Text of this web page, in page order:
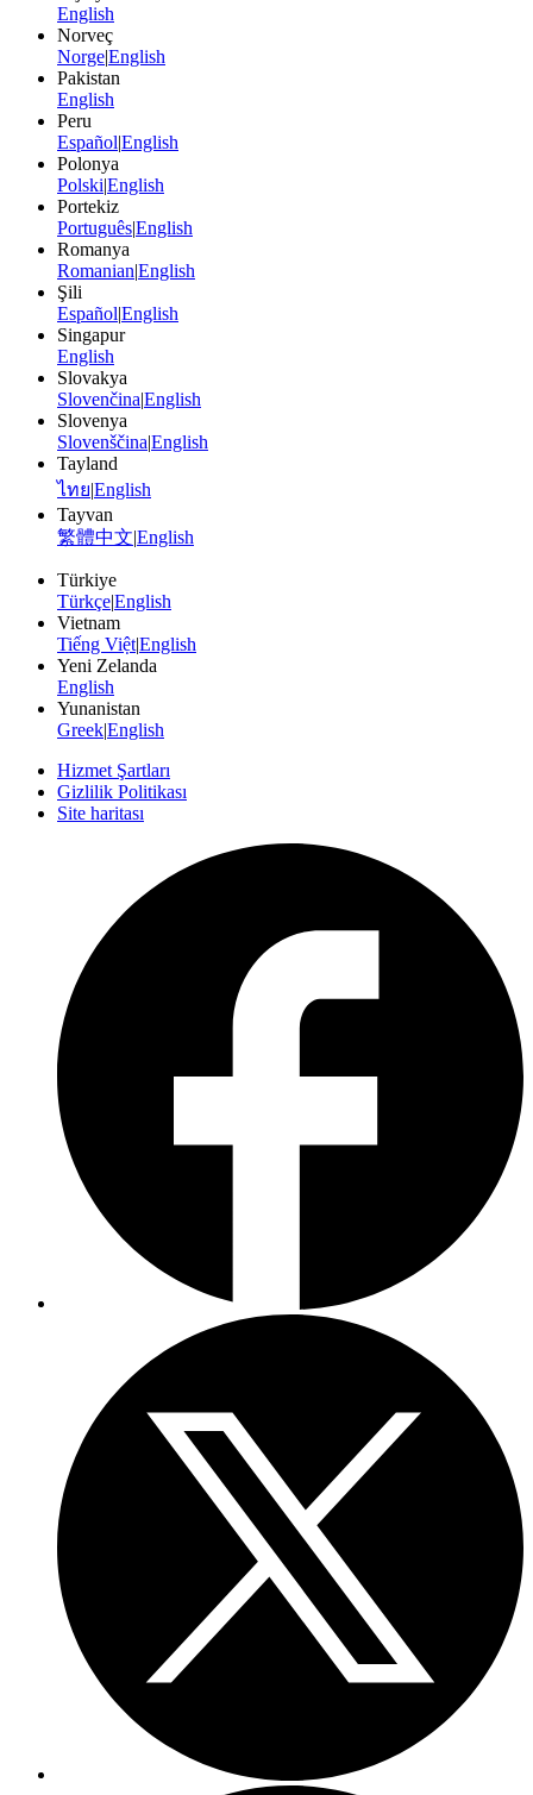
English
Norveç
NorgeEnglish
Pakistan
English
Peru
EspañolEnglish
Polonya
PolskiEnglish
Portekiz
PortuguêsEnglish
Romanya
RomanianEnglish
Şili
EspañolEnglish
Singapur
English
Slovakya
SlovenčinaEnglish
Slovenya
SlovenščinaEnglish
Tayland
ไทย English
Tayvan
繁體中文 English
Türkiye
TürkçeEnglish
Vietnam
Tiếng Việt|English
Yeni Zelanda
English
Yunanistan
GreekEnglish
Hizmet Şartları
Gizlilik Politikası
Site haritası